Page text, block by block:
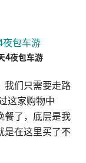
4夜包车游
我们只需要走路
这家购物中
餐了，底层是我
是在这里买了不